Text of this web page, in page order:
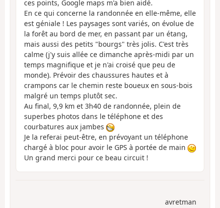
ces points, Google maps m'a bien aidé.
En ce qui concerne la randonnée en elle-même, elle
est géniale ! Les paysages sont variés, on évolue de
la forêt au bord de mer, en passant par un étang,
mais aussi des petits "bourgs" très jolis. C'est très
calme (j'y suis allée ce dimanche après-midi par un
temps magnifique et je n'ai croisé que peu de
monde). Prévoir des chaussures hautes et à
crampons car le chemin reste boueux en sous-bois
malgré un temps plutôt sec.
Au final, 9,9 km et 3h40 de randonnée, plein de
superbes photos dans le téléphone et des
courbatures aux jambes
Je la referai peut-être, en prévoyant un téléphone
chargé à bloc pour avoir le GPS à portée de main
Un grand merci pour ce beau circuit !
avretman